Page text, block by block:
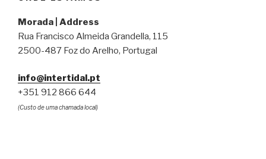
Morada | Address
Rua Francisco Almeida Grandella, 115
2500-487 Foz do Arelho, Portugal
info@intertidal.pt
+351 912 866 644
(Custo de uma chamada local)